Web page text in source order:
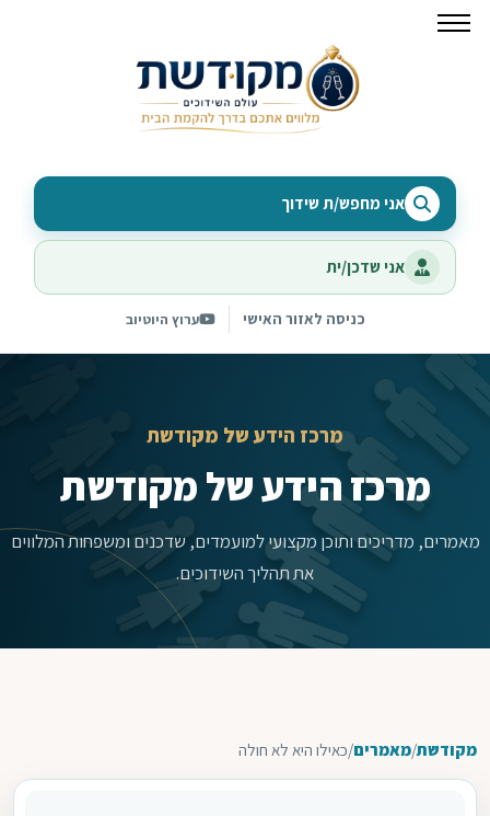
אני מחפש/ת שידוך
אני שדכן/ית
כניסה לאזור האישי ערוץ היוטיוב
מרכז הידע של מקודשת
מרכז הידע של מקודשת
מאמרים, מדריכים ותוכן מקצועי למועמדים, שדכנים ומשפחות המלווים
את תהליך השידוכים.
מקודשת/מאמרים/כאילו היא לא חולה